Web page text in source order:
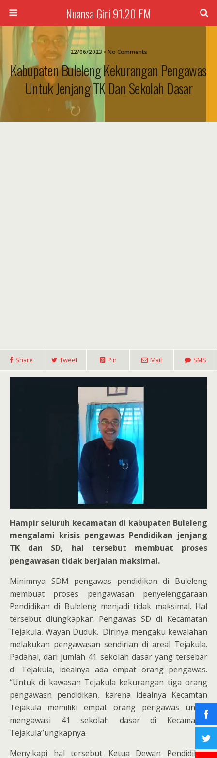
Nuansa Giri 91.20 FM
22/06/2023 • No Comments
Kabupaten Buleleng Kekurangan Pengawas
Untuk Jenjang TK Dan Sekolah Dasar
Share Tweet Pin Mail SMS
Hampir seluruh kecamatan di kabupaten Buleleng
mengalami krisis pengawas Pendidikan jenjang
TK dan SD, hal tersebut membuat proses
pengawasan tidak berjalan maksimal.
Minimnya SDM pengawas pendidikan di Buleleng
membuat proses pengawasan penyelenggaraan
Pendidikan di Buleleng menjadi tidak maksimal. Hal
tersebut diungkapkan Pengawas SD di Kecamatan
Tejakula, Wayan Duduk. Dirinya mengaku kewalahan
melakukan pengawasan sendirian di areal Tejakula.
Padahal, dari jumlah 41 sekolah dasar yang tersebar
di Tejakula, idealnya ada empat orang pengawas.
“Untuk di kawasan Tejakula kekurangan tiga orang
pengawasn pendidikan, karena idealnya Kecamtan
Tejakula memiliki empat orang pengawas untuk
mengawasi 41 sekolah dasar di Kecamatan
Tejakula”ungkapnya.
Menyikapi hal tersebut Ketua Dewan Pendidikan